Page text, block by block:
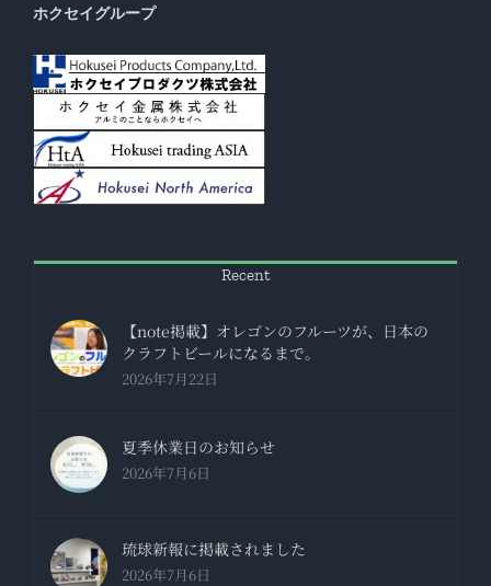
ホクセイグループ
Recent
【note掲載】オレゴンのフルーツが、日本の
クラフトビールになるまで。
2026年7月22日
夏季休業日のお知らせ
2026年7月6日
琉球新報に掲載されました
2026年7月6日